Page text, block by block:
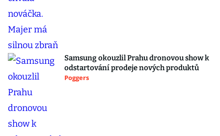
Samsung okouzlil Prahu dronovou show k
odstartování prodeje nových produktů
Poggers